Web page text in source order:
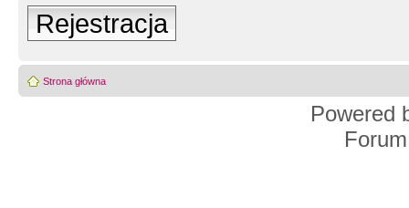
Rejestracja
Strona główna
Powered